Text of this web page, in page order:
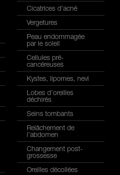
Cicatrices d’acné
Vergetures
Peau endommagée
par le soleil
Cellules pré-
cancéreuses
Kystes, lipomes, nevi
Lobes d’oreilles
déchirés
Seins tombants
Relâchement de
l’abdomen
Changement post-
grossesse
Oreilles décollées